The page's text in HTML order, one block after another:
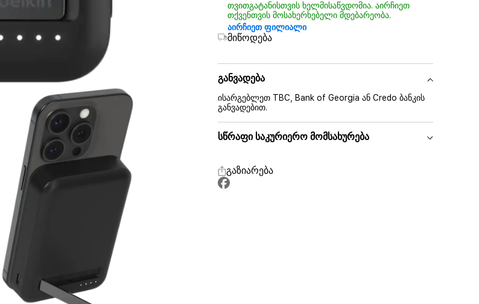
თვითგატანისთვის ხელმისაწვდომია. აირჩიეთ
თქვენთვის მოსახერხებელი მდებარეობა.
აირჩიეთ ფილიალი
მიწოდება
განვადება
ისარგებლეთ TBC, Bank of Georgia ან Credo ბანკის
განვადებით.
სწრაფი საკურიერო მომსახურება
გაზიარება